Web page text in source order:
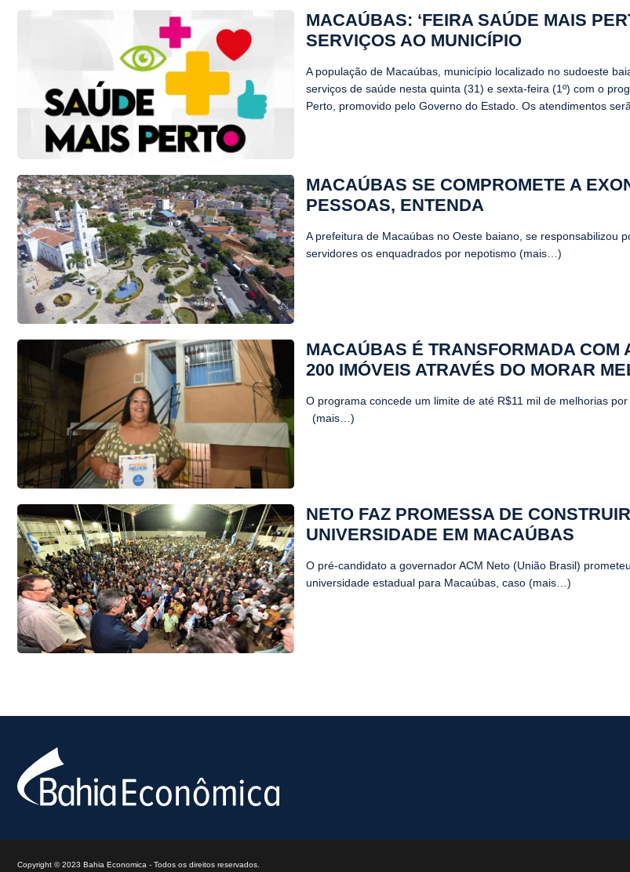
MACAÚBAS: ‘FEIRA SAÚDE MAIS
SERVIÇOS AO MUNICÍPIO
A população de Macaúbas, município localizado no sudoeste
serviços de saúde nesta quinta (31) e sexta-feira (1º) com o
Perto, promovido pelo Governo do Estado. Os atendimentos
MACAÚBAS SE COMPROMETE A
PESSOAS, ENTENDA
A prefeitura de Macaúbas no Oeste baiano, se responsabilizou
servidores os enquadrados por nepotismo (mais…)
MACAÚBAS É TRANSFORMADA COM
200 IMÓVEIS ATRAVÉS DO MORAR
O programa concede um limite de até R$11 mil de melhorias
(mais…)
NETO FAZ PROMESSA DE CONSTRUIR
UNIVERSIDADE EM MACAÚBAS
O pré-candidato a governador ACM Neto (União Brasil)
universidade estadual para Macaúbas, caso (mais…)
Copyright © 2023 Bahia Economica - Todos os direitos reservados.